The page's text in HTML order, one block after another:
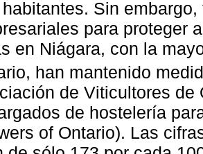
Sin
para proteger
en Niágara, con la
han mantenido
de Viticultores de
de hostelería
of Ontario). Las